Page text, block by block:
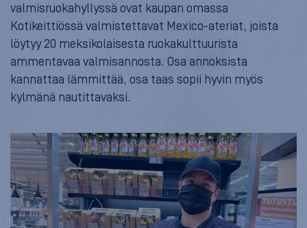
valmisruokahyllyssä ovat kaupan omassa
Kotikeittiössä valmistettavat Mexico-ateriat, joista
löytyy 20 meksikolaisesta ruokakulttuurista
ammentavaa valmisannosta. Osa annoksista
kannattaa lämmittää, osa taas sopii hyvin myös
kylmänä nautittavaksi.